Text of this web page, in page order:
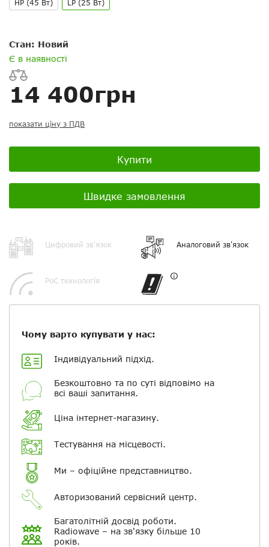
HP (45 Вт) LP (25 Вт)
Стан: Новий
Є в наявності
14 400грн
показати ціну з ПДВ
Купити
Швидке замовлення
Цифровий зв'язок Аналоговий зв'язок
PoC технологія
Чому варто купувати у нас:
Індивідуальний підхід.
Безкоштовно та по суті відповімо на
всі ваші запитання.
Ціна інтернет-магазину.
Тестування на місцевості.
Ми – офіційне представництво.
Авторизований сервісний центр.
Багатолітній досвід роботи.
Radiowave – на зв'язку більше 10
років.
Ваш відгук:
Посилання на відео з Youtube:
Додати фотографії
Ваше ім'я
електронній пошті
Скасувати Залишити відгук